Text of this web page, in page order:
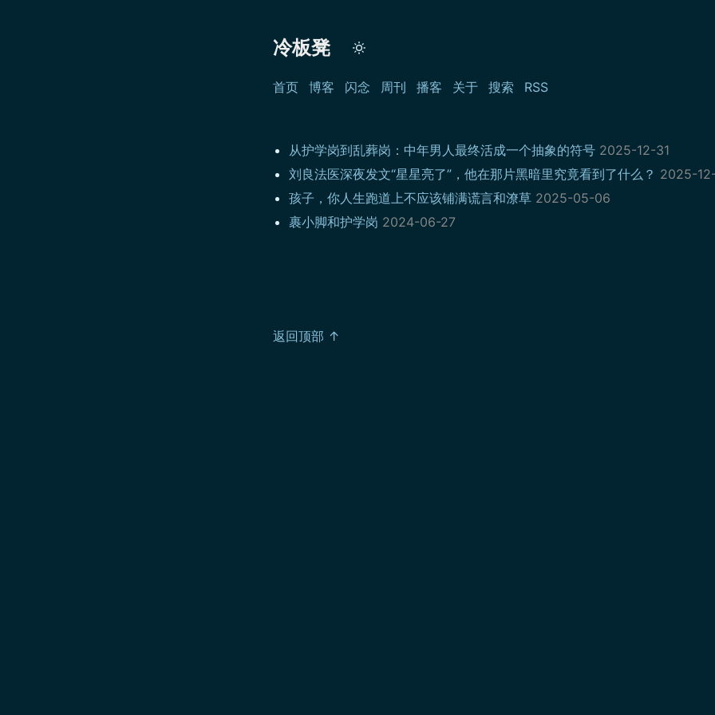
冷板凳
首页 博客 闪念 周刊 播客 关于 搜索 RSS
从护学岗到乱葬岗：中年男人最终活成一个抽象的符号 2025-12-31
刘良法医深夜发文“星星亮了”，他在那片黑暗里究竟看到了什么？ 2025-
孩子，你人生跑道上不应该铺满谎言和潦草 2025-05-06
裹小脚和护学岗 2024-06-27
返回顶部 ↑